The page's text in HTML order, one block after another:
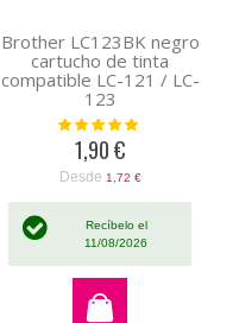
Brother LC123BK negro
cartucho de tinta
compatible LC-121 / LC-
123
Valoración:
1,90 €
Desde 1,72 €
Recíbelo el
11/08/2026